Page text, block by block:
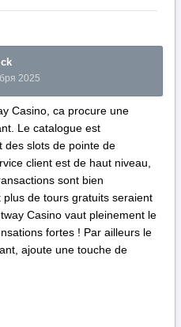
2025
Casino, ca procure une
Le catalogue est
des slots de pointe de
client est de haut niveau,
sont bien
de tours gratuits seraient
Casino vaut pleinement le
fortes ! Par ailleurs le
ajoute une touche de